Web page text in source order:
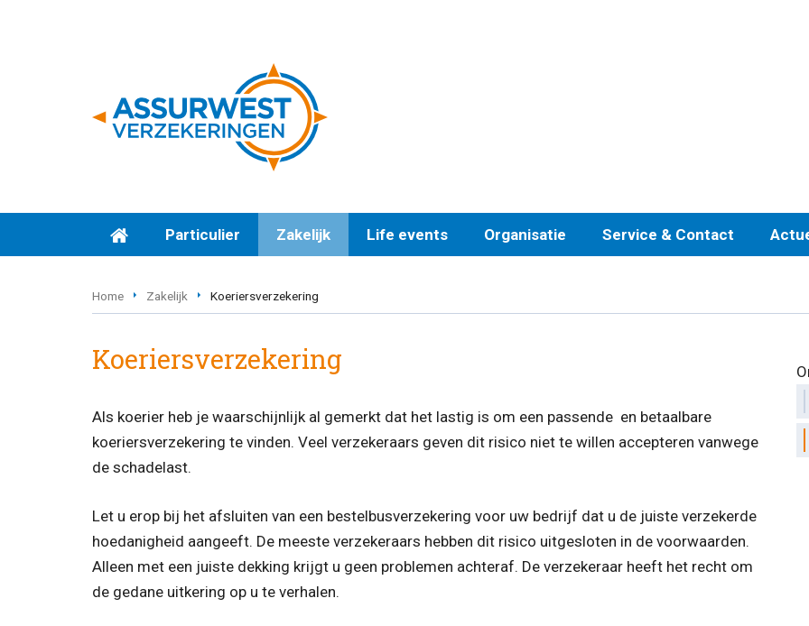
Particulier Zakelijk Life events Organisatie Service & Contact
Home Zakelijk Koeriersverzekering
Koeriersverzekering
Als koerier heb je waarschijnlijk al gemerkt dat het lastig is om een passende en betaalbare
koeriersverzekering te vinden. Veel verzekeraars geven dit risico niet te willen accepteren vanwege
de schadelast.
Let u erop bij het afsluiten van een bestelbusverzekering voor uw bedrijf dat u de juiste verzekerde
hoedanigheid aangeeft. De meeste verzekeraars hebben dit risico uitgesloten in de voorwaarden.
Alleen met een juiste dekking krijgt u geen problemen achteraf. De verzekeraar heeft het recht om
de gedane uitkering op u te verhalen.